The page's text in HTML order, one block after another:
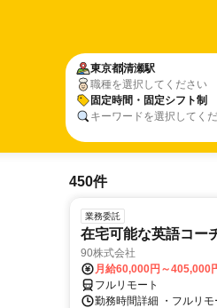
東京都清瀬駅
職種を選択してください
固定時間・固定シフト制
キーワードを選択してく
450件
業務委託
在宅可能な英語コー
90株式会社
月給60,000円～405,000
フルリモート
勤務時間詳細 ・フルリ